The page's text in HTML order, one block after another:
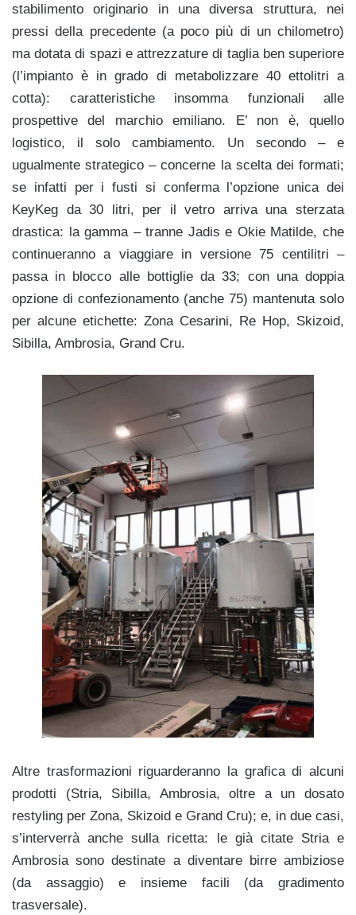
stabilimento originario in una diversa struttura, nei
pressi della precedente (a poco più di un chilometro)
ma dotata di spazi e attrezzature di taglia ben superiore
(l’impianto è in grado di metabolizzare 40 ettolitri a
cotta): caratteristiche insomma funzionali alle
prospettive del marchio emiliano. E’ non è, quello
logistico, il solo cambiamento. Un secondo – e
ugualmente strategico – concerne la scelta dei formati;
se infatti per i fusti si conferma l’opzione unica dei
KeyKeg da 30 litri, per il vetro arriva una sterzata
drastica: la gamma – tranne Jadis e Okie Matilde, che
continueranno a viaggiare in versione 75 centilitri –
passa in blocco alle bottiglie da 33; con una doppia
opzione di confezionamento (anche 75) mantenuta solo
per alcune etichette: Zona Cesarini, Re Hop, Skizoid,
Sibilla, Ambrosia, Grand Cru.
Altre trasformazioni riguarderanno la grafica di alcuni
prodotti (Stria, Sibilla, Ambrosia, oltre a un dosato
restyling per Zona, Skizoid e Grand Cru); e, in due casi,
s’interverrà anche sulla ricetta: le già citate Stria e
Ambrosia sono destinate a diventare birre ambiziose
(da assaggio) e insieme facili (da gradimento
trasversale).